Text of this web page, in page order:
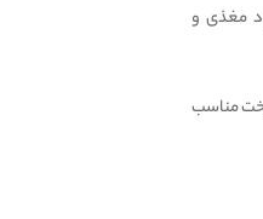
مغذی و
مناسب